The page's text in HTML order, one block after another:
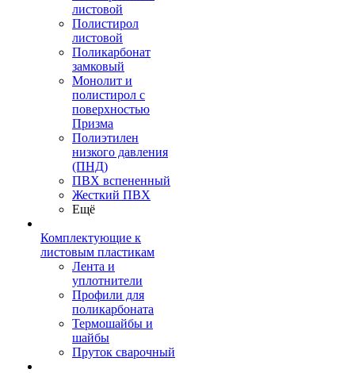
листовой
Полистирол
листовой
Поликарбонат
замковый
Монолит и
полистирол с
поверхностью
Призма
Полиэтилен
низкого давления
(ПНД)
ПВХ вспененный
Жесткий ПВХ
Ещё
Комплектующие к
листовым пластикам
Лента и
уплотнители
Профили для
поликарбоната
Термошайбы и
шайбы
Пруток сварочный